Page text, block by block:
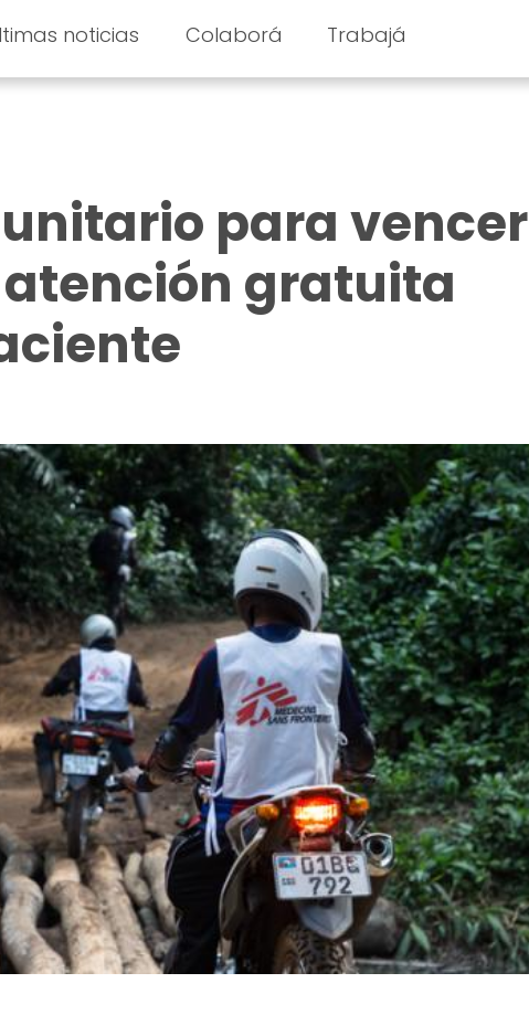
noticias Colaborá Trabajá
para vencer
gratuita